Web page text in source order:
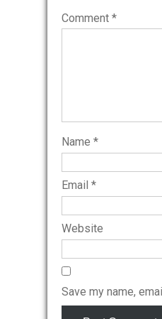
Comment *
Name *
Email *
Website
Save my name,